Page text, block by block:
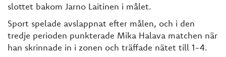
slottet bakom Jarno Laitinen i målet.
Sport spelade avslappnat efter målen, och i den
tredje perioden punkterade Mika Halava matchen när
han skrinnade in i zonen och träffade nätet till 1-4.